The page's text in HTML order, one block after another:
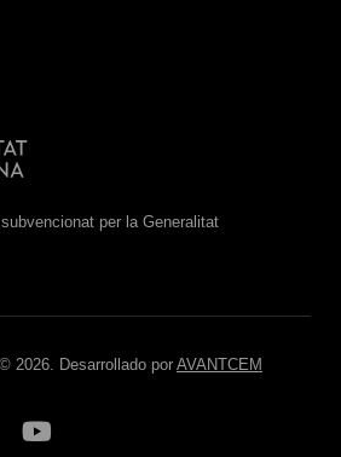
per la Generalitat
2026. Desarrollado por AVANTCEM